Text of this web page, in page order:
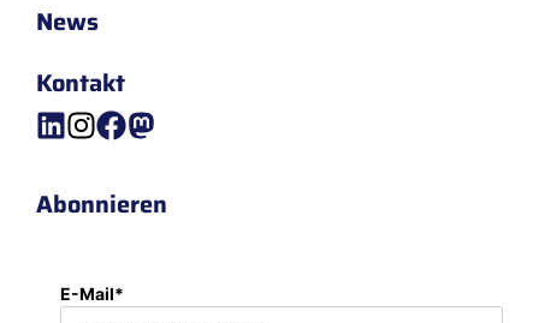
News
Kontakt
Abonnieren
E-Mail*